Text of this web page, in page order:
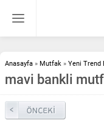
Anasayfa » Mutfak » Yeni Trend
mavi bankli